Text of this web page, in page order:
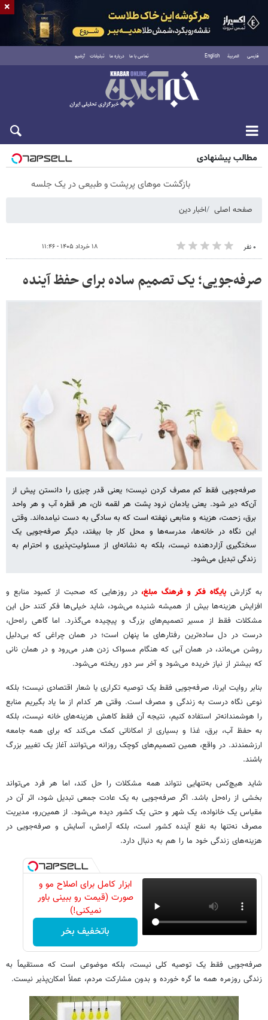
فارسی العربية English تماس با ما درباره ما تبلیغات آرشیو
جمعه ۱۶ مرداد ۱۴۰۵
مطالب پیشنهادی
بازگشت موهای پرپشت و طبیعی در یک جلسه
صفحه اصلی اخبار دین
۰ نفر ۱۸ خرداد ۱۴۰۵ - ۱۱:۴۶
صرفه‌جویی؛ یک تصمیم ساده برای حفظ آینده
صرفه‌جویی فقط کم مصرف کردن نیست؛ یعنی قدر چیزی را دانستن پیش از
آن‌که دیر شود. یعنی یادمان نرود پشت هر لقمه نان، هر قطره آب و هر واحد
برق، زحمت، هزینه و منابعی نهفته است که به سادگی به دست نیامده‌اند. وقتی
این نگاه در خانه‌ها، مدرسه‌ها و محل کار جا بیفتد، دیگر صرفه‌جویی یک
سختگیری آزاردهنده نیست، بلکه به نشانه‌ای از مسئولیت‌پذیری و احترام به
زندگی تبدیل می‌شود.
به گزارش پایگاه فکر و فرهنگ مبلغ،در روزهایی که صحبت از کمبود منابع و
افزایش هزینه‌ها بیش از همیشه شنیده می‌شود، شاید خیلی‌ها فکر کنند حل این
مشکلات فقط از مسیر تصمیم‌های بزرگ و پیچیده می‌گذرد. اما گاهی راه‌حل،
درست در دل ساده‌ترین رفتارهای ما پنهان است؛ در همان چراغی که بی‌دلیل
روشن می‌ماند، در همان آبی که هنگام مسواک زدن هدر می‌رود و در همان نانی
که بیشتر از نیاز خریده می‌شود و آخر سر دور ریخته می‌شود.
بنابر روایت ایرنا، صرفه‌جویی فقط یک توصیه تکراری یا شعار اقتصادی نیست؛ بلکه
نوعی نگاه درست به زندگی و مصرف است. وقتی هر کدام از ما یاد بگیریم منابع
را هوشمندانه‌تر استفاده کنیم، نتیجه آن فقط کاهش هزینه‌های خانه نیست، بلکه
به حفظ آب، برق، غذا و بسیاری از امکاناتی کمک می‌کند که برای همه جامعه
ارزشمندند. در واقع، همین تصمیم‌های کوچک روزانه می‌توانند آغاز یک تغییر بزرگ
باشند.
شاید هیچ‌کس به‌تنهایی نتواند همه مشکلات را حل کند، اما هر فرد می‌تواند
بخشی از راه‌حل باشد. اگر صرفه‌جویی به یک عادت جمعی تبدیل شود، اثر آن در
مقیاس یک خانواده، یک شهر و حتی یک کشور دیده می‌شود. از همین‌رو، مدیریت
مصرف نه‌تنها به نفع آینده کشور است، بلکه آرامش، آسایش و صرفه‌جویی در
هزینه‌های زندگی خود ما را هم به دنبال دارد.
ابزار کامل برای اصلاح مو و
صورت (قیمت رو ببینی باور
نمیکنی!)
باتخفیف بخر
صرفه‌جویی فقط یک توصیه کلی نیست، بلکه موضوعی است که مستقیماً به
زندگی روزمره همه ما گره خورده و بدون مشارکت مردم، عملاً امکان‌پذیر نیست.
×